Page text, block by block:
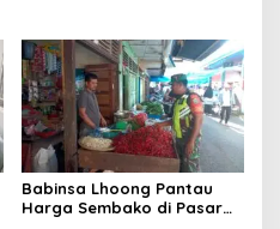
Babinsa Lhoong Pantau
Harga Sembako di Pasar